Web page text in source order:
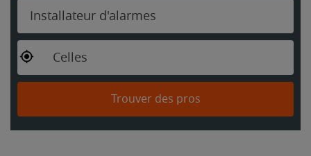
Installateur d'alarmes
Celles
Trouver des pros